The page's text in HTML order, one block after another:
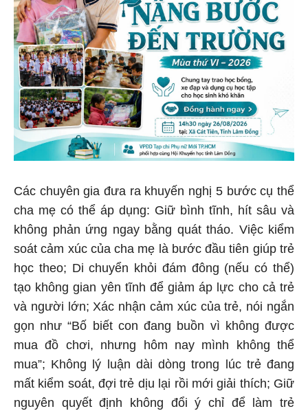
Các chuyên gia đưa ra khuyến nghị 5 bước cụ thể
cha mẹ có thể áp dụng: Giữ bình tĩnh, hít sâu và
không phản ứng ngay bằng quát tháo. Việc kiểm
soát cảm xúc của cha mẹ là bước đầu tiên giúp trẻ
học theo; Di chuyển khỏi đám đông (nếu có thể)
tạo không gian yên tĩnh để giảm áp lực cho cả trẻ
và người lớn; Xác nhận cảm xúc của trẻ, nói ngắn
gọn như “Bố biết con đang buồn vì không được
mua đồ chơi, nhưng hôm nay mình không thể
mua”; Không lý luận dài dòng trong lúc trẻ đang
mất kiểm soát, đợi trẻ dịu lại rồi mới giải thích; Giữ
nguyên quyết định không đổi ý chỉ để làm trẻ